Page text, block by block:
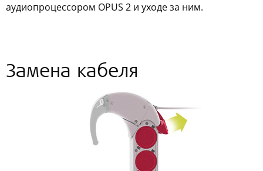
аудиопроцессором OPUS 2 и уходе за ним.
Замена кабеля